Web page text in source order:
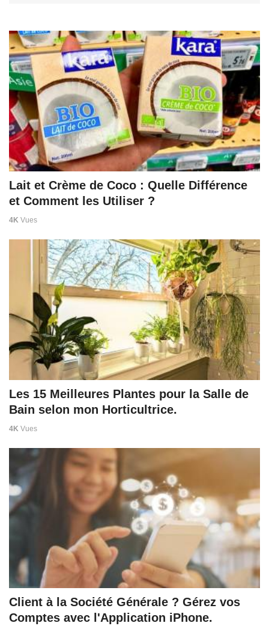
Lait et Crème de Coco : Quelle Différence
et Comment les Utiliser ?
4K Vues
Les 15 Meilleures Plantes pour la Salle de
Bain selon mon Horticultrice.
4K Vues
Client à la Société Générale ? Gérez vos
Comptes avec l'Application iPhone.